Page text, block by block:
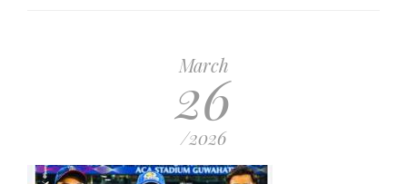
March
26
/2026